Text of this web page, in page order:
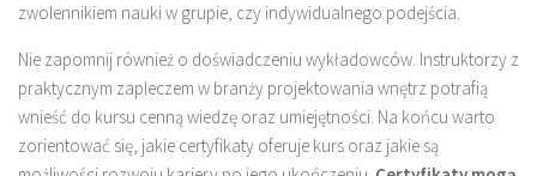
zwolennikiem nauki w grupie, czy indywidualnego podejścia.
Nie zapomnij również o doświadczeniu wykładowców. Instruktorzy z
praktycznym zapleczem w branży projektowania wnętrz potrafią
wnieść do kursu cenną wiedzę oraz umiejętności. Na końcu warto
zorientować się, jakie certyfikaty oferuje kurs oraz jakie są